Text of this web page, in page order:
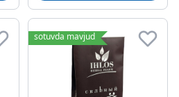
sotuvda mavjud